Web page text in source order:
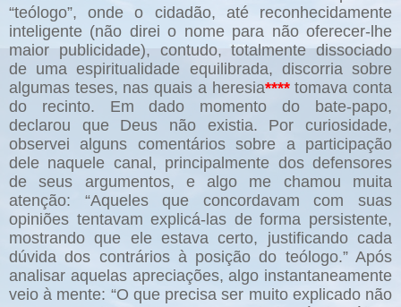
“teólogo”, onde o cidadão, até reconhecidamente
inteligente (não direi o nome para não oferecer-lhe
maior publicidade), contudo, totalmente dissociado
de uma espiritualidade equilibrada, discorria sobre
algumas teses, nas quais a heresia****tomava conta
do recinto. Em dado momento do bate-papo,
declarou que Deus não existia. Por curiosidade,
observei alguns comentários sobre a participação
dele naquele canal, principalmente dos defensores
de seus argumentos, e algo me chamou muita
atenção: “Aqueles que concordavam com suas
opiniões tentavam explicá-las de forma persistente,
mostrando que ele estava certo, justificando cada
dúvida dos contrários à posição do teólogo.” Após
analisar aquelas apreciações, algo instantaneamente
veio à mente: “O que precisa ser muito explicado não